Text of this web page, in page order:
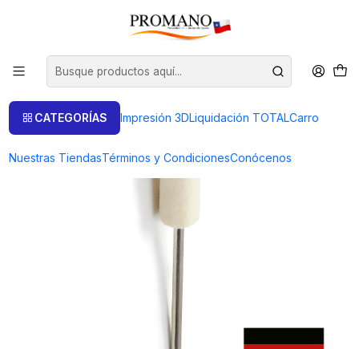
CATEGORÍAS Impresión 3DLiquidación TOTALCarro
Nuestras TiendasTérminos y CondicionesConócenos
Pulido Brillo Cilindros
CILINDRO FIELTRO RECTO EXTRADURO C/EJE 8 mm NIQUA